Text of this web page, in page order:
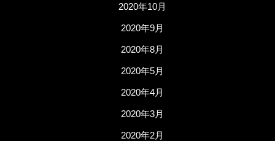
2020年10月
2020年9月
2020年8月
2020年5月
2020年4月
2020年3月
2020年2月